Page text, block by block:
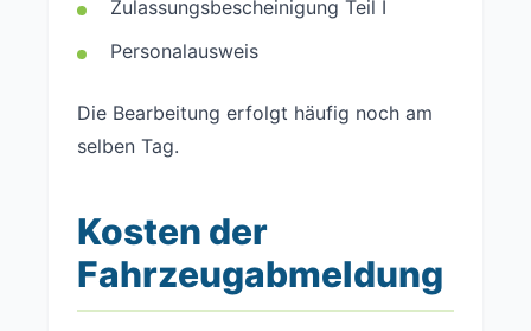
Zulassungsbescheinigung Teil I
Personalausweis
Die Bearbeitung erfolgt häufig noch am
selben Tag.
Kosten der
Fahrzeugabmeldung